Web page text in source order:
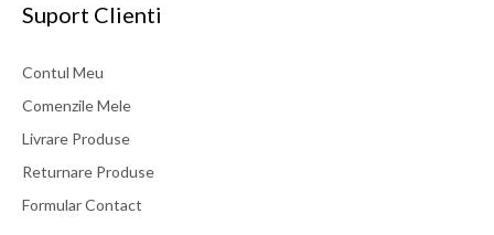
Suport Clienti
Contul Meu
Comenzile Mele
Livrare Produse
Returnare Produse
Formular Contact